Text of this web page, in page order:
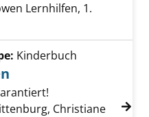
Lernhilfen, 1.
Lesen üben anzeigen
Kinderbuch
Christiane Suche